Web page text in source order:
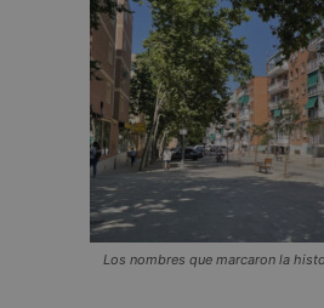
Los nombres que marcaron la